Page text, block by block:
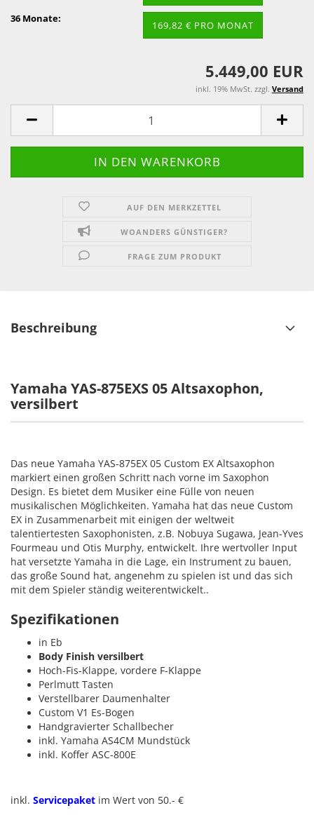
36 Monate:
169,82 € PRO MONAT
5.449,00 EUR
inkl. 19% MwSt. zzgl. Versand
AUF DEN MERKZETTEL
WOANDERS GÜNSTIGER?
FRAGE ZUM PRODUKT
Beschreibung
Yamaha YAS-875EXS 05 Altsaxophon,
versilbert
Das neue Yamaha YAS-875EX 05 Custom EX Altsaxophon
markiert einen großen Schritt nach vorne im Saxophon
Design. Es bietet dem Musiker eine Fülle von neuen
musikalischen Möglichkeiten. Yamaha hat das neue Custom
EX in Zusammenarbeit mit einigen der weltweit
talentiertesten Saxophonisten, z.B. Nobuya Sugawa, Jean-Yves
Fourmeau und Otis Murphy, entwickelt. Ihre wertvoller Input
hat versetzte Yamaha in die Lage, ein Instrument zu bauen,
das große Sound hat, angenehm zu spielen ist und das sich
mit dem Spieler ständig weiterentwickelt..
Spezifikationen
in Eb
Body Finish versilbert
Hoch-Fis-Klappe, vordere F-Klappe
Perlmutt Tasten
Verstellbarer Daumenhalter
Custom V1 Es-Bogen
Handgravierter Schallbecher
inkl. Yamaha AS4CM Mundstück
inkl. Koffer ASC-800E
inkl. Servicepaket im Wert von 50.- €